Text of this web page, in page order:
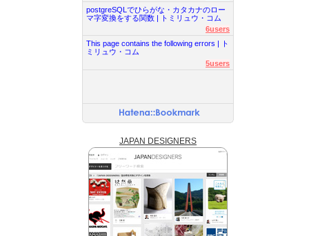
postgreSQLでひらがな・カタカナのロー
マ字変換をする関数 | トミリュウ・コム
6users
This page contains the following errors | ト
ミリュウ・コム
5users
JAPAN DESIGNERS